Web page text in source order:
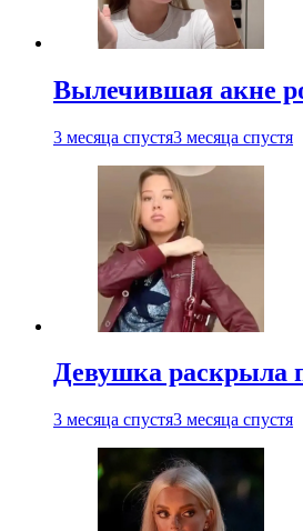
Вылечившая акне
3 месяца спустя3 месяца спустя
Девушка раскрыла
3 месяца спустя3 месяца спустя